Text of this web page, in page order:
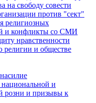
на свободу совести
против "сект"
религиозных
и конфликты со СМИ
нравственности
религии и обществе
и
розни и призывы к